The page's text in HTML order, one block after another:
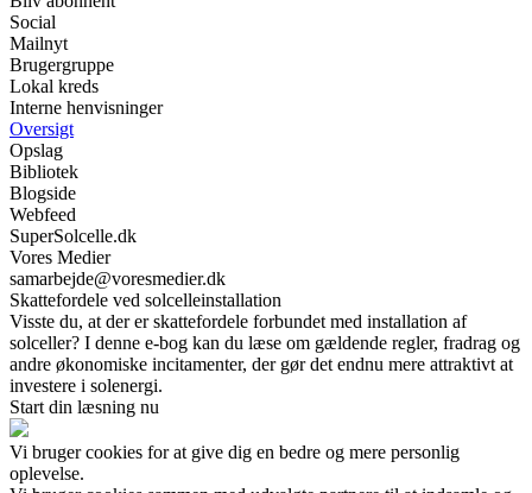
Social
Mailnyt
Brugergruppe
Lokal kreds
Interne henvisninger
Oversigt
Opslag
Bibliotek
Blogside
Webfeed
SuperSolcelle.dk
Vores Medier
samarbejde@voresmedier.dk
Skattefordele ved solcelleinstallation
Visste du, at der er skattefordele forbundet med installation af
solceller? I denne e-bog kan du læse om gældende regler, fradrag og
andre økonomiske incitamenter, der gør det endnu mere attraktivt at
investere i solenergi.
Start din læsning nu
Vi bruger cookies for at give dig en bedre og mere personlig
oplevelse.